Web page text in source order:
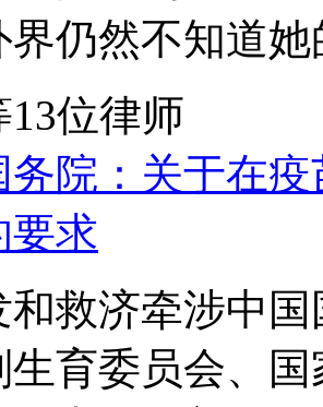
界仍然不知道
位律师
务院：关于在
要求
和救济牵涉中
生育委员会、